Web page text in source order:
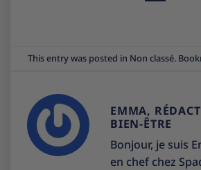
This entry was posted in Non classé.
EMMA,
BIEN-ÊTRE
Bonjour, je suis
en chef chez